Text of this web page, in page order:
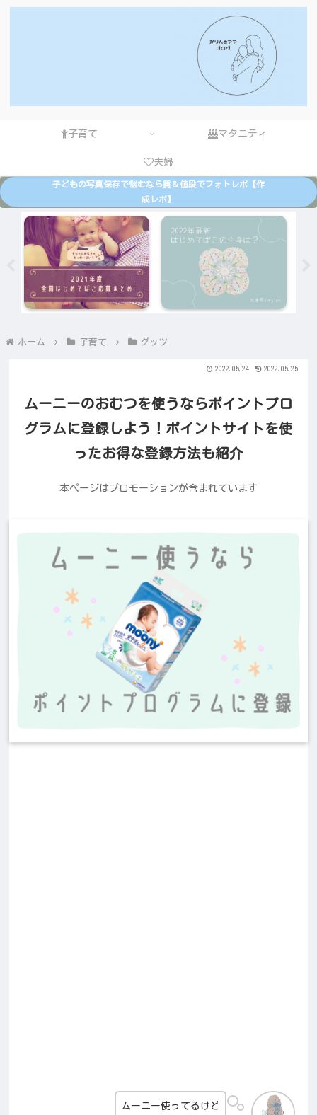
子育て マタニティ
夫婦
子どもの写真保存で悩むなら質＆値段でフォトレボ【作
成レポ】
ホーム 子育て グッツ
ムーニーのおむつを使うならポイントプロ
グラムに登録しよう！ポイントサイトを使
ったお得な登録方法も紹介
本ページはプロモーションが含まれています
2022.05.24 2022.05.25
ムーニー使ってるけど